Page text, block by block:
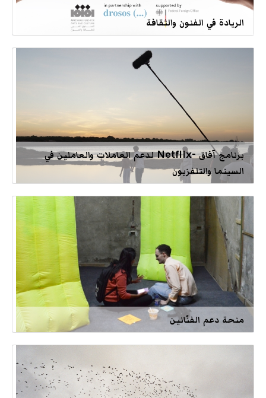
الريادة في الفنون والثقافة
برنامج آفاق -Netflix لدعم العاملات والعاملين في
السينما والتلفزيون
منحة دعم الفنّانين